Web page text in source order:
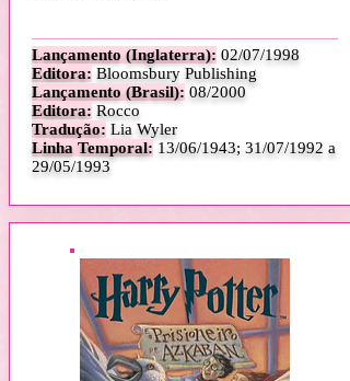
Lançamento (Inglaterra): 02/07/1998
Editora: Bloomsbury Publishing
Lançamento (Brasil): 08/2000
Editora: Rocco
Tradução: Lia Wyler
Linha Temporal: 13/06/1943; 31/07/1992 a
29/05/1993